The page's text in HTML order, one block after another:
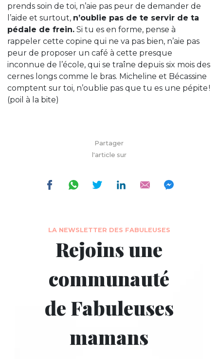
prends soin de toi, n’aie pas peur de demander de
l’aide et surtout, n’oublie pas de te servir de ta
pédale de frein. Si tu es en forme, pense à
rappeler cette copine qui ne va pas bien, n’aie pas
peur de proposer un café à cette presque
inconnue de l’école, qui se traîne depuis six mois des
cernes longs comme le bras. Micheline et Bécassine
comptent sur toi, n’oublie pas que tu es une pépite !
(poil à la bite)
Partager
l'article sur
LA NEWSLETTER DES FABULEUSES
Rejoins une
communauté
de Fabuleuses
mamans